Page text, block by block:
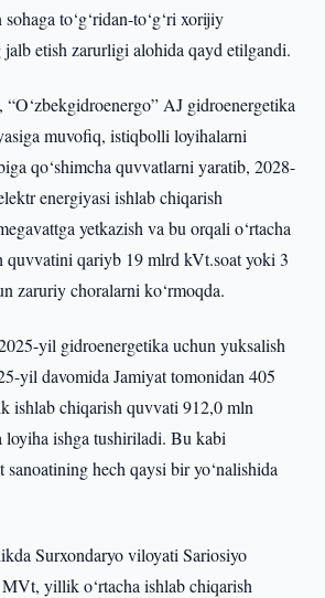
to‘g‘ridan-to‘g‘ri xorijiy
etish zarurligi alohida qayd etilgandi.
“O‘zbekgidroenergo” AJ gidroenergetika
muvofiq, istiqbolli loyihalarni
qo‘shimcha quvvatlarni yaratib, 2028-
energiyasi ishlab chiqarish
yetkazish va bu orqali o‘rtacha
qariyb 19 mlrd kVt.soat yoki 3
zaruriy choralarni ko‘rmoqda.
yil gidroenergetika uchun yuksalish
yil davomida Jamiyat tomonidan 405
chiqarish quvvati 912,0 mln
loyiha ishga tushiriladi. Bu kabi
sanoatining hech qaysi bir yo‘nalishida
Surxondaryo viloyati Sariosiyo
yillik o‘rtacha ishlab chiqarish